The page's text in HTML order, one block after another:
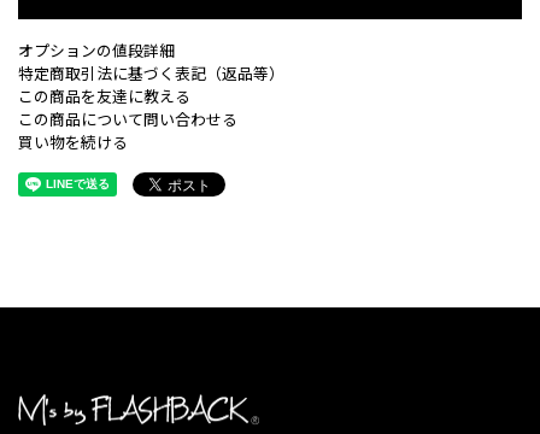
オプションの値段詳細
特定商取引法に基づく表記（返品等）
この商品を友達に教える
この商品について問い合わせる
買い物を続ける